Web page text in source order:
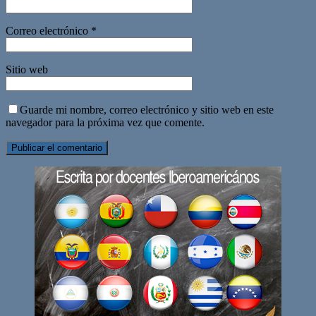
Correo electrónico *
Sitio web
Guarde mi nombre, correo electrónico y sitio web en este
navegador para la próxima vez que comente.